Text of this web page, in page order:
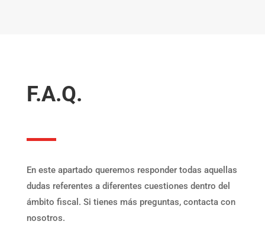
F.A.Q.
En este apartado queremos responder todas aquellas
dudas referentes a diferentes cuestiones dentro del
ámbito fiscal. Si tienes más preguntas, contacta con
nosotros.